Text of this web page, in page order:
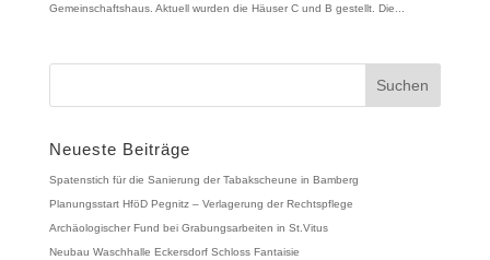
Gemeinschaftshaus. Aktuell wurden die Häuser C und B gestellt. Die...
Neueste Beiträge
Spatenstich für die Sanierung der Tabakscheune in Bamberg
Planungsstart HföD Pegnitz – Verlagerung der Rechtspflege
Archäologischer Fund bei Grabungsarbeiten in St.Vitus
Neubau Waschhalle Eckersdorf Schloss Fantaisie